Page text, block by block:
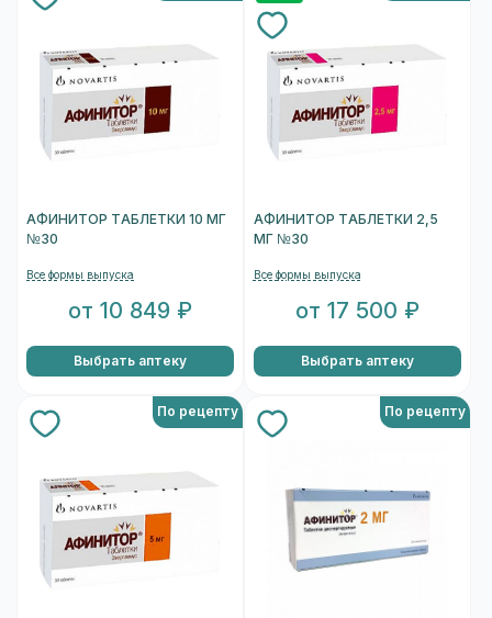
АФИНИТОР ТАБЛЕТКИ 10 МГ
№30
Все формы выпуска
от 10 849 ₽
Выбрать аптеку
АФИНИТОР ТАБЛЕТКИ 2,5
МГ №30
Все формы выпуска
от 17 500 ₽
Выбрать аптеку
По рецепту По рецепту